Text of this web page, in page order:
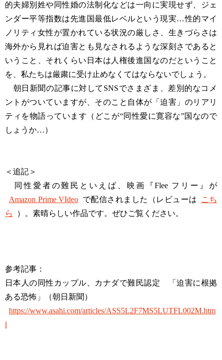
的夫婦別姓や同性婚の法制化などは一向に実現せず、ジェ
ンダー平等指数は先進国最低レベルという現実…性的マイ
ノリティ女性が置かれている状況の厳しさ、生きづらさは
海外から見れば迫害とも見なされるような深刻さであると
いうこと、それくらい日本は人権後進国なのだということ
を、私たちは厳粛に受け止めなくてはならないでしょう。
朝日新聞の記事に対してSNSでさまざま、差別的なコメ
ントがついていますが、そのこと自体が「迫害」のリアリ
ティを物語っています（どこが“同性愛に寛容な”国なので
しょうか…）
＜追記＞
同性愛者の難民といえば、映画『Flee フリー』が
Amazon Prime VIdeo で配信されました（レビューは
こち
ら
）。素晴らしい作品です。ぜひご覧ください。
参考記事：
日本人の同性カップル、カナダで難民認定 「迫害に根拠
ある恐怖」（朝日新聞）
https://www.asahi.com/articles/ASS5L2F7MS5LUTFL002M.htm
l